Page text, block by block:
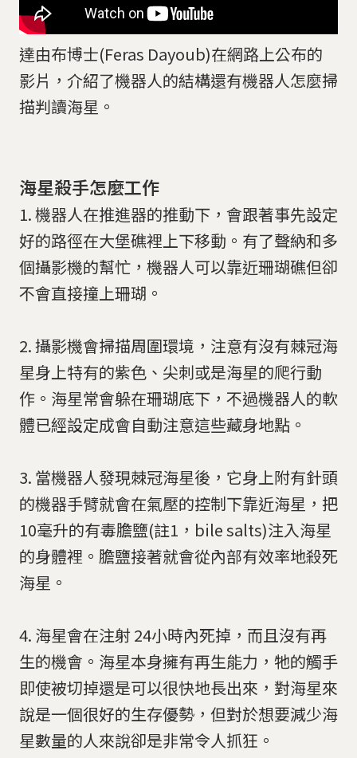
達由布博士(Feras Dayoub)在網路上公布的
影片，介紹了機器人的結構還有機器人怎麼掃
描判讀海星。
海星殺手怎麼工作
1. 機器人在推進器的推動下，會跟著事先設定
好的路徑在大堡礁裡上下移動。有了聲納和多
個攝影機的幫忙，機器人可以靠近珊瑚礁但卻
不會直接撞上珊瑚。
2. 攝影機會掃描周圍環境，注意有沒有棘冠海
星身上特有的紫色、尖刺或是海星的爬行動
作。海星常會躲在珊瑚底下，不過機器人的軟
體已經設定成會自動注意這些藏身地點。
3. 當機器人發現棘冠海星後，它身上附有針頭
的機器手臂就會在氣壓的控制下靠近海星，把
10毫升的有毒膽鹽(註1，bile salts)注入海星
的身體裡。膽鹽接著就會從內部有效率地殺死
海星。
4. 海星會在注射 24小時內死掉，而且沒有再
生的機會。海星本身擁有再生能力，牠的觸手
即使被切掉還是可以很快地長出來，對海星來
說是一個很好的生存優勢，但對於想要減少海
星數量的人來說卻是非常令人抓狂。